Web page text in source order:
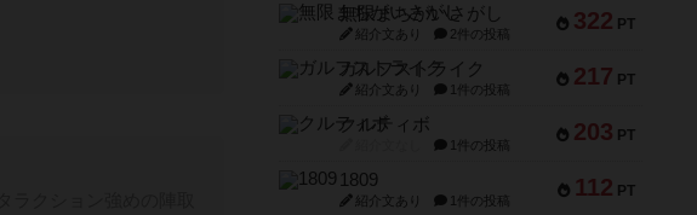
322 PT
無限まちがいさがし
紹介文あり 2件の投稿
217 PT
ガルフストライク
紹介文あり 1件の投稿
203 PT
クルティボ
1件の投稿
112 PT
1809
紹介文あり 1件の投稿